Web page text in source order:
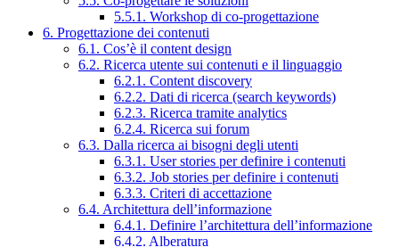
5.5.1. Workshop di co-progettazione
6. Progettazione dei contenuti
6.1. Cos’è il content design
6.2. Ricerca utente sui contenuti e il linguaggio
6.2.1. Content discovery
6.2.2. Dati di ricerca (search keywords)
6.2.3. Ricerca tramite analytics
6.2.4. Ricerca sui forum
6.3. Dalla ricerca ai bisogni degli utenti
6.3.1. User stories per definire i contenuti
6.3.2. Job stories per definire i contenuti
6.3.3. Criteri di accettazione
6.4. Architettura dell’informazione
6.4.1. Definire l’architettura dell’informazione
6.4.2. Alberatura